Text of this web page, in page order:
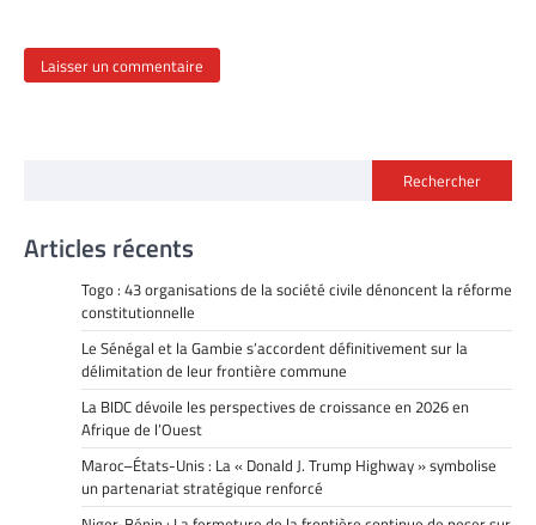
Rechercher
Articles récents
Togo : 43 organisations de la société civile dénoncent la réforme
constitutionnelle
Le Sénégal et la Gambie s’accordent définitivement sur la
délimitation de leur frontière commune
La BIDC dévoile les perspectives de croissance en 2026 en
Afrique de l’Ouest
Maroc–États-Unis : La « Donald J. Trump Highway » symbolise
un partenariat stratégique renforcé